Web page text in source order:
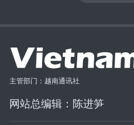
主管部门：越南通讯社
网站总编辑：陈进笋